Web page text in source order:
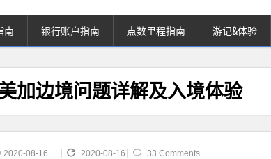
南 银行账户指南 点数里程指南 游记&体验
加边境问题详解及入境体验
2020-08-16 2020-08-16 33 Comments